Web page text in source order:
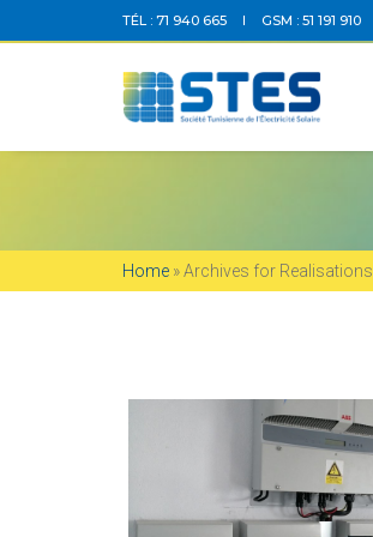
TÉL : 71 940 665 GSM : 51 191 910
Home »Archives for Realisations